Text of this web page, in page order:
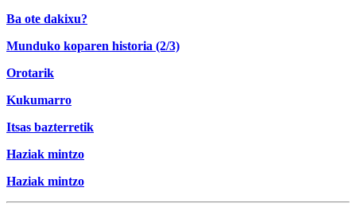
Ba ote dakixu?
Munduko koparen historia (2/3)
Orotarik
Kukumarro
Itsas bazterretik
Haziak mintzo
Haziak mintzo